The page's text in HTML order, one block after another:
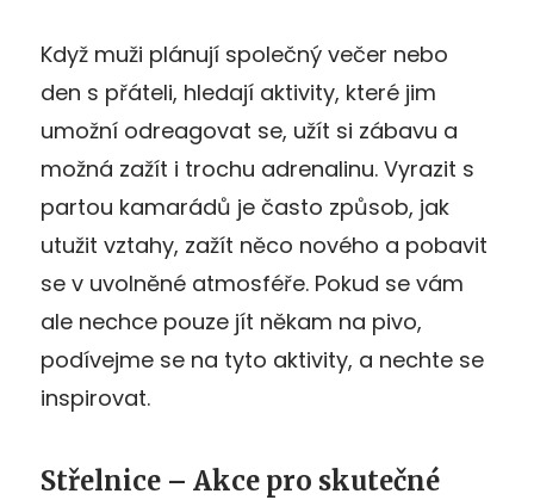
Když muži plánují společný večer nebo
den s přáteli, hledají aktivity, které jim
umožní odreagovat se, užít si zábavu a
možná zažít i trochu adrenalinu. Vyrazit s
partou kamarádů je často způsob, jak
utužit vztahy, zažít něco nového a pobavit
se v uvolněné atmosféře. Pokud se vám
ale nechce pouze jít někam na pivo,
podívejme se na tyto aktivity, a nechte se
inspirovat.
Střelnice – Akce pro skutečné